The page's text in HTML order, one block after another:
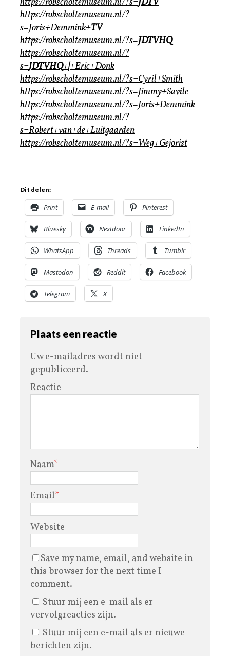
https://robscholtemuseum.nl/?
s=Joris+Demmink+TV
https://robscholtemuseum.nl/?s=JDTVHQ
https://robscholtemuseum.nl/?
s=JDTVHQ+|+Eric+Donk
https://robscholtemuseum.nl/?s=Cyril+Smith
https://robscholtemuseum.nl/?s=Jimmy+Savile
https://robscholtemuseum.nl/?s=Joris+Demmink
https://robscholtemuseum.nl/?
s=Robert+van+de+Luitgaarden
https://robscholtemuseum.nl/?s=Weg+Gejorist
Dit delen:
Print E-mail Pinterest
Bluesky Nextdoor LinkedIn
WhatsApp Threads Tumblr
Mastodon Reddit Facebook
Telegram X
Plaats een reactie
Uw e-mailadres wordt niet
gepubliceerd.
Reactie
Naam*
Email*
Website
Save my name, email, and website in
this browser for the next time I
comment.
Stuur mij een e-mail als er
vervolgreacties zijn.
Stuur mij een e-mail als er nieuwe
berichten zijn.